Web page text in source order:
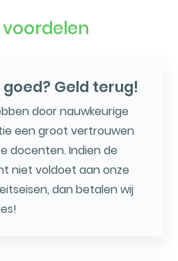
voordelen
goed? Geld terug!
door nauwkeurige
een groot vertrouwen
docenten. Indien de
niet voldoet aan onze
dan betalen wij